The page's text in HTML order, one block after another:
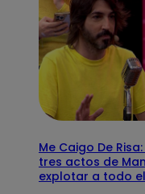
Me Caigo De
tres actos de
explotar a todo